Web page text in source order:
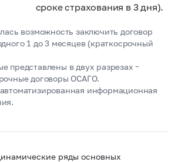
сроке страхования в 3 дня).
возможность заключить договор
1 до 3 месяцев (краткосрочный
представлены в двух разрезах –
договоры ОСАГО.
информационная
ряды основных